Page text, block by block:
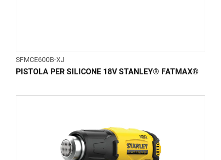
SFMCE600B-XJ
PISTOLA PER SILICONE 18V STANLEY® FATMAX®